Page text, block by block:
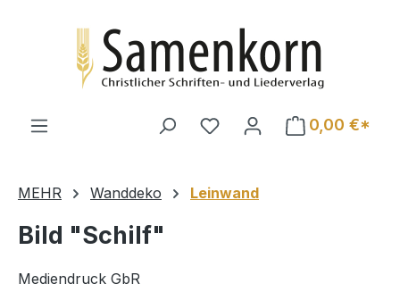
0,00 €*
MEHR Wanddeko Leinwand
Bild "Schilf"
Mediendruck GbR